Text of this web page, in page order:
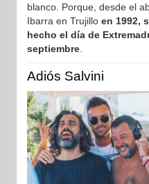
blanco. Porque, desde el
Ibarra en Trujillo en 1992,
hecho el día de
septiembre.
Adiós Salvini